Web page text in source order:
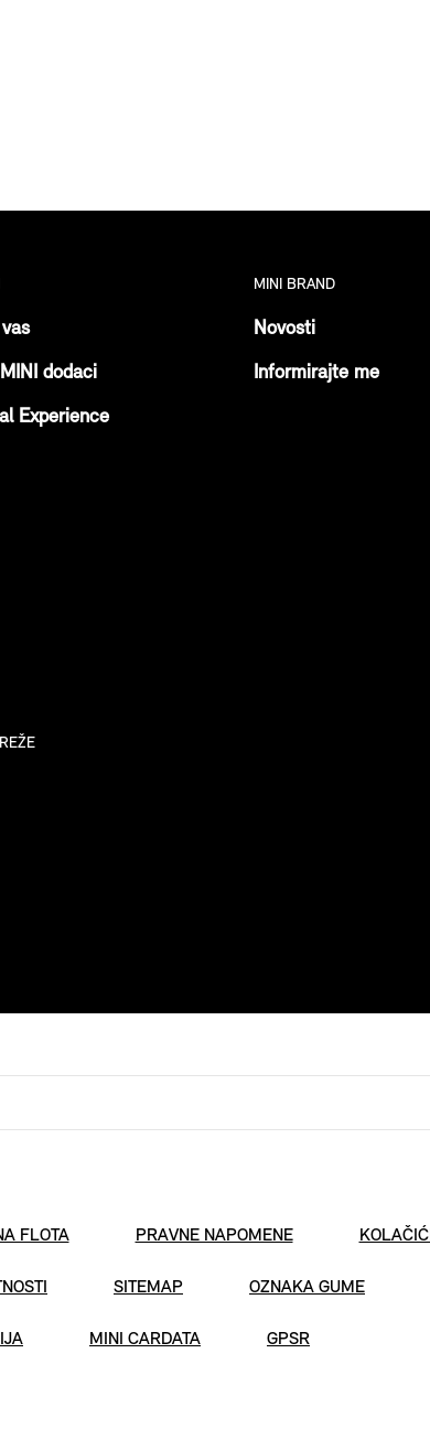
dodaci
Experience
MINI BRAND
Novosti
Informirajte me
FLOTA PRAVNE NAPOMENE KOLAČIĆI
SITEMAP OZNAKA GUME
MINI CARDATA GPSR